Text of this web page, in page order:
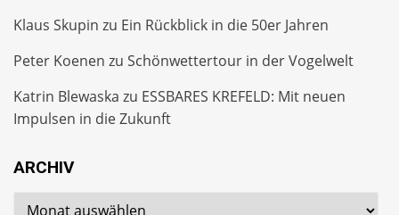
Klaus Skupin zu Ein Rückblick in die 50er Jahren
Peter Koenen zu Schönwettertour in der Vogelwelt
Katrin Blewaska zu ESSBARES KREFELD: Mit neuen
Impulsen in die Zukunft
ARCHIV
Archiv